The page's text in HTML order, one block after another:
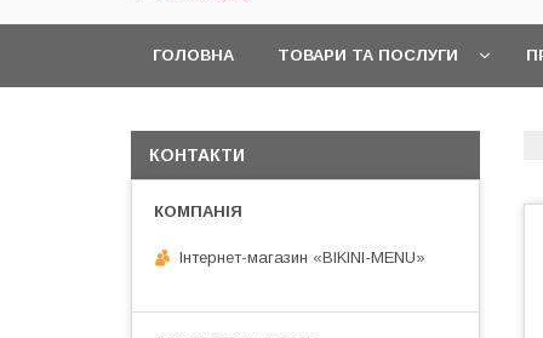
ГОЛОВНА ТОВАРИ ТА ПОСЛУГИ
КОНТАКТИ
Інтернет-магазин «BIKINI-MENU»